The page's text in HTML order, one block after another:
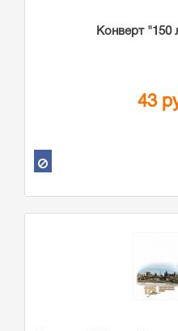
Конверт "150
43